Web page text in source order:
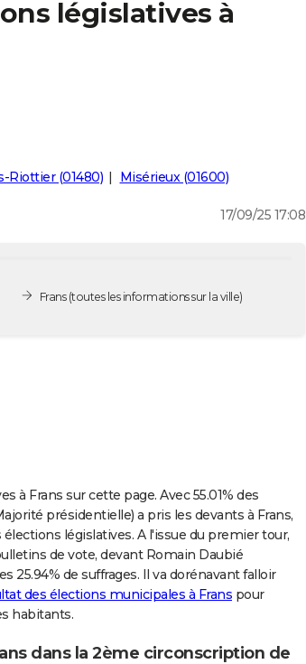
législatives à
Riottier (01480) Misérieux (01600)
17/09/25 17:08
Frans(toutes les informations sur la ville)
à Frans sur cette page. Avec 55.01% des
présidentielle) a pris les devants à Frans,
législatives. A l'issue du premier tour,
de vote, devant Romain Daubié
25.94% de suffrages. Il va dorénavant falloir
des élections municipales à Frans pour
habitants.
dans la 2ème circonscription de